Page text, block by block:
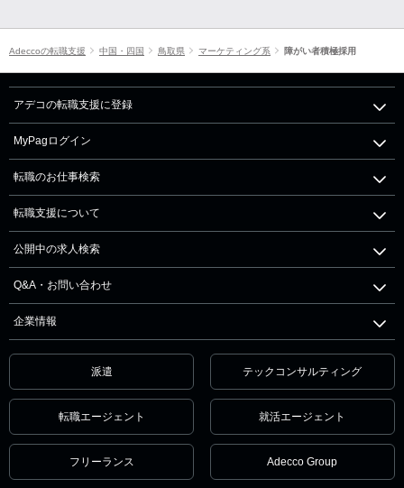
Adeccoの転職支援 中国・四国 鳥取県 マーケティング系 障がい者積極採用
アデコの転職支援に登録
MyPagログイン
転職のお仕事検索
転職支援について
公開中の求人検索
Q&A・お問い合わせ
企業情報
派遣 テックコンサルティング
転職エージェント 就活エージェント
フリーランス Adecco Group